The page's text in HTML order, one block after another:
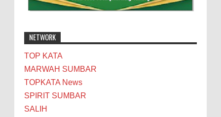
NETWORK
TOP KATA
MARWAH SUMBAR
TOPKATA News
SPIRIT SUMBAR
SALIH